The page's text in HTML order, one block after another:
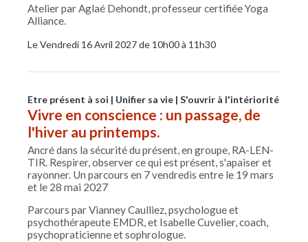
Atelier par Aglaé Dehondt, professeur certifiée Yoga
Alliance.
Le Vendredi 16 Avril 2027 de 10h00 à 11h30
Etre présent à soi Unifier sa vie S'ouvrir à l'intériorité
Vivre en conscience : un passage, de
l'hiver au printemps.
Ancré dans la sécurité du présent, en groupe, RA-LEN-
TIR. Respirer, observer ce qui est présent, s'apaiser et
rayonner. Un parcours en 7 vendredis entre le 19 mars
et le 28 mai 2027
Parcours par Vianney Caulliez, psychologue et
psychothérapeute EMDR, et Isabelle Cuvelier, coach,
psychopraticienne et sophrologue.